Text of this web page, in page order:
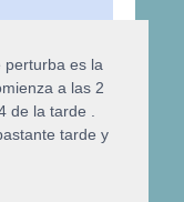
perturba es la
a las 2
de la tarde .
tarde y